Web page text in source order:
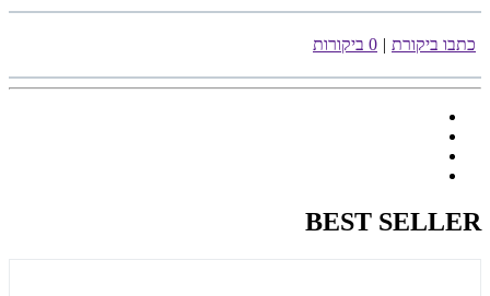
כתבו ביקורת | 0 ביקורות
BEST SELLER